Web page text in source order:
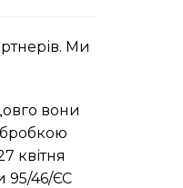
Ми
вони
квітня
95/46/ЄС